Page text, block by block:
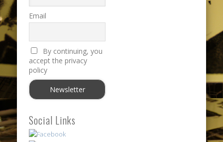
Email
By continuing, you
accept the privacy
policy
Social Links